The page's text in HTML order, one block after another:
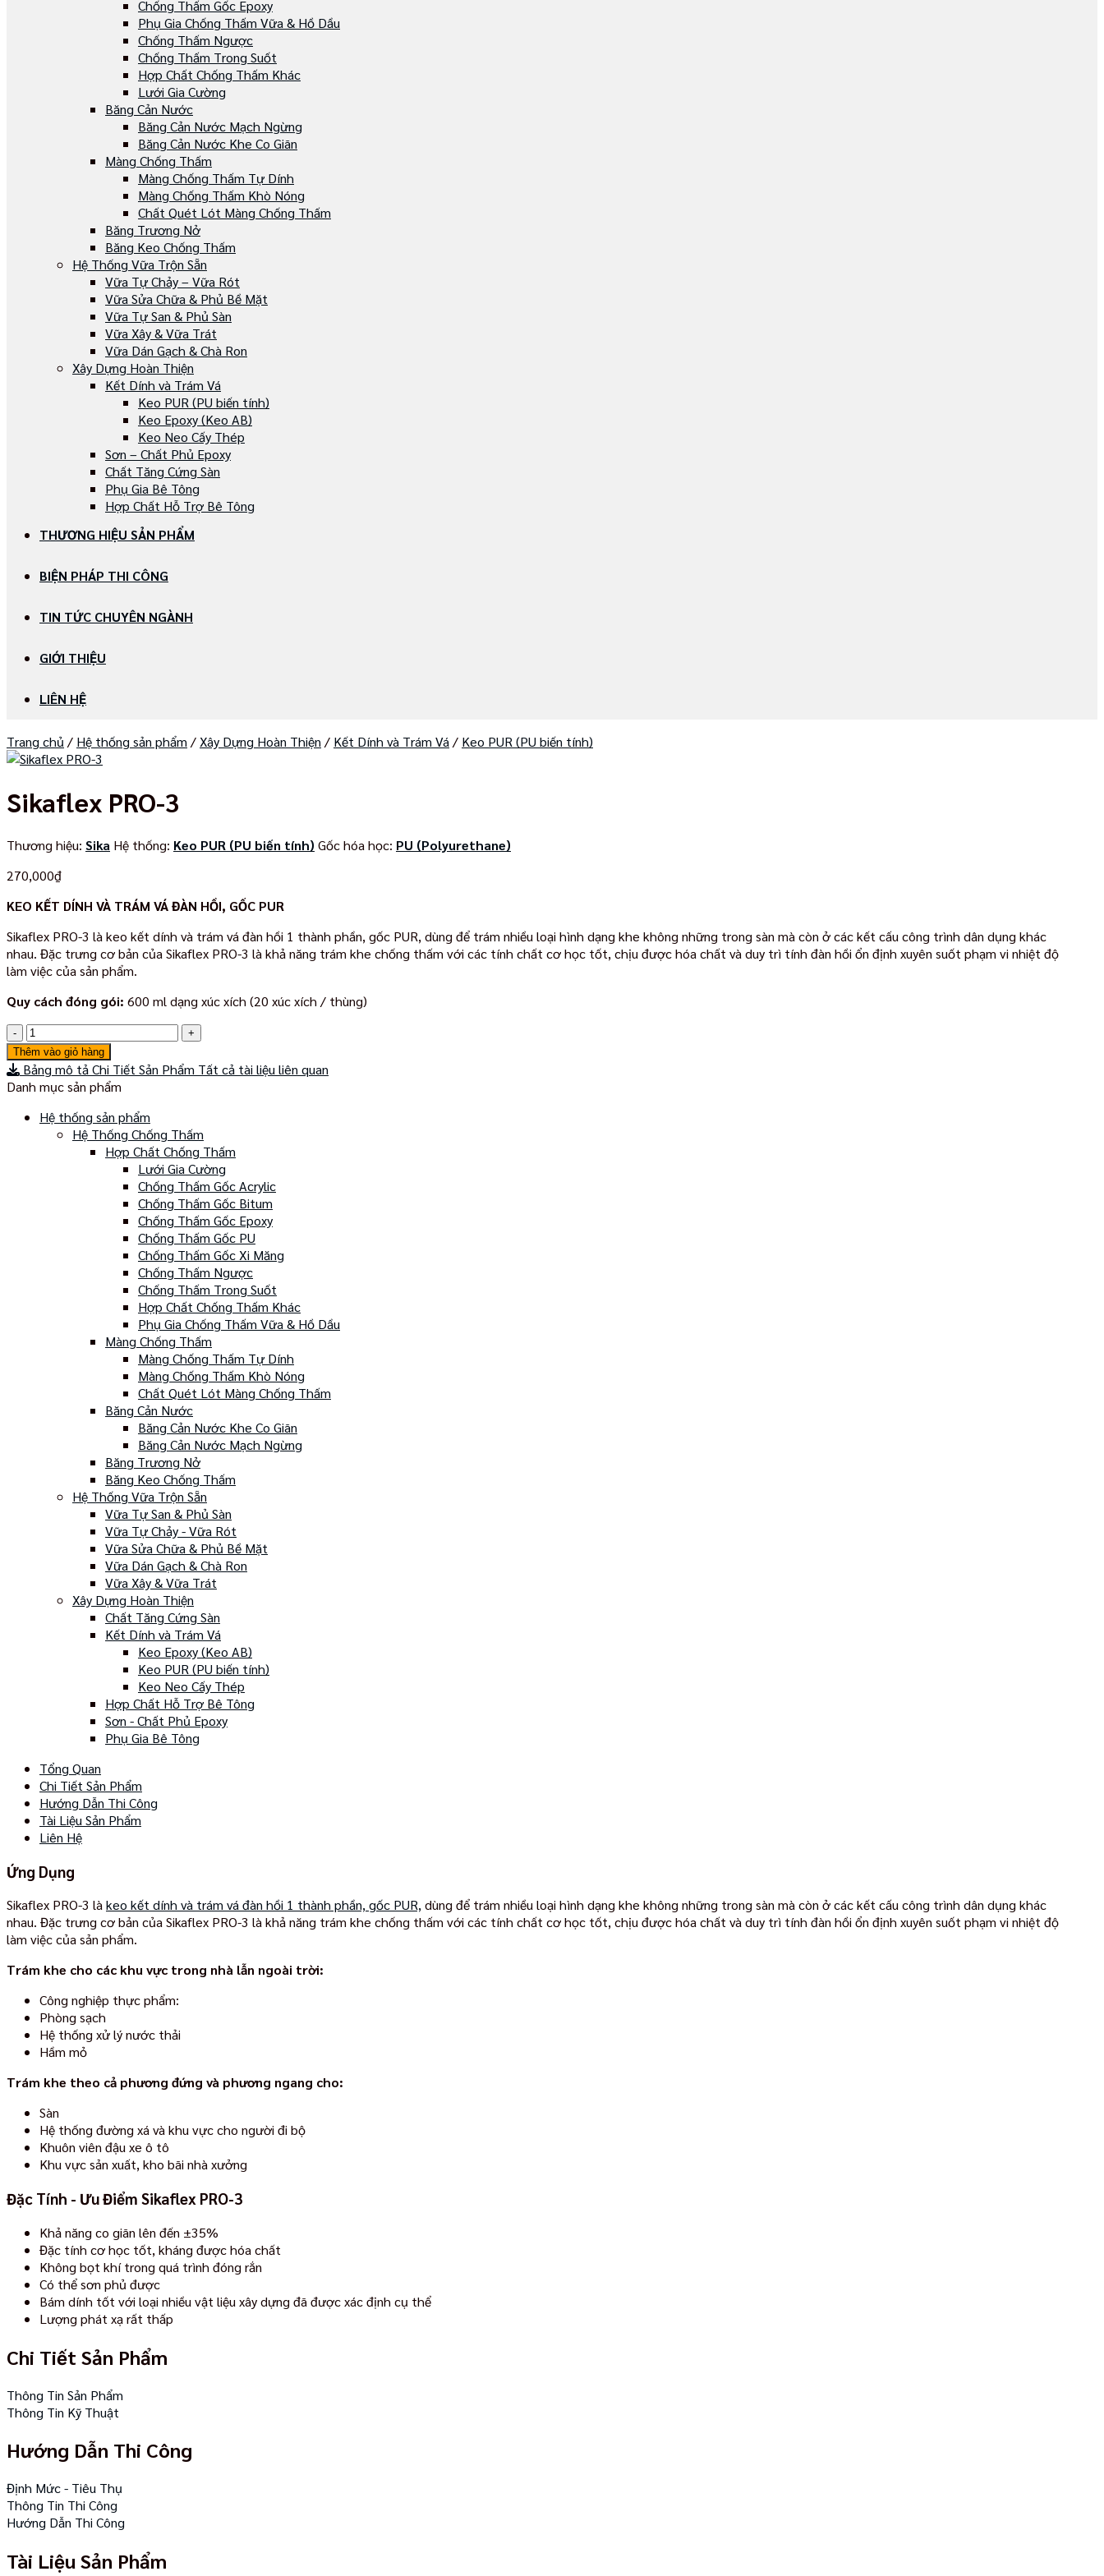
Chống Thấm Gốc Epoxy
Phụ Gia Chống Thấm Vữa & Hồ Dầu
Chống Thấm Ngược
Chống Thấm Trong Suốt
Hợp Chất Chống Thấm Khác
Lưới Gia Cường
Băng Cản Nước
Băng Cản Nước Mạch Ngừng
Băng Cản Nước Khe Co Giãn
Màng Chống Thấm
Màng Chống Thấm Tự Dính
Màng Chống Thấm Khò Nóng
Chất Quét Lót Màng Chống Thấm
Băng Trương Nở
Băng Keo Chống Thấm
Hệ Thống Vữa Trộn Sẵn
Vữa Tự Chảy – Vữa Rót
Vữa Sửa Chữa & Phủ Bề Mặt
Vữa Tự San & Phủ Sàn
Vữa Xây & Vữa Trát
Vữa Dán Gạch & Chà Ron
Xây Dựng Hoàn Thiện
Kết Dính và Trám Vá
Keo PUR (PU biến tính)
Keo Epoxy (Keo AB)
Keo Neo Cấy Thép
Sơn – Chất Phủ Epoxy
Chất Tăng Cứng Sàn
Phụ Gia Bê Tông
Hợp Chất Hỗ Trợ Bê Tông
THƯƠNG HIỆU SẢN PHẨM
BIỆN PHÁP THI CÔNG
TIN TỨC CHUYÊN NGÀNH
GIỚI THIỆU
LIÊN HỆ
Trang chủ / Hệ thống sản phẩm / Xây Dựng Hoàn Thiện / Kết Dính và Trám Vá / Keo PUR (PU biến tính)
Sikaflex PRO-3
Thương hiệu: Sika Hệ thống: Keo PUR (PU biến tính) Gốc hóa học: PU (Polyurethane)
270,000₫
KEO KẾT DÍNH VÀ TRÁM VÁ ĐÀN HỒI, GỐC PUR
Sikaflex PRO-3 là keo kết dính và trám vá đàn hồi 1 thành phần, gốc PUR, dùng để trám nhiều loại hình dạng khe không những trong sàn mà còn ở các kết cấu công trình dân dụng khác
nhau. Đặc trưng cơ bản của Sikaflex PRO-3 là khả năng trám khe chống thấm với các tính chất cơ học tốt, chịu được hóa chất và duy trì tính đàn hồi ổn định xuyên suốt phạm vi nhiệt độ
làm việc của sản phẩm.
Quy cách đóng gói: 600 ml dạng xúc xích (20 xúc xích / thùng)
Sikaflex
PRO-
3
số
lượng
Thêm vào giỏ hàng
Bảng mô tả Chi Tiết Sản Phẩm Tất cả tài liệu liên quan
Danh mục sản phẩm
Hệ thống sản phẩm
Hệ Thống Chống Thấm
Hợp Chất Chống Thấm
Lưới Gia Cường
Chống Thấm Gốc Acrylic
Chống Thấm Gốc Bitum
Chống Thấm Gốc Epoxy
Chống Thấm Gốc PU
Chống Thấm Gốc Xi Măng
Chống Thấm Ngược
Chống Thấm Trong Suốt
Hợp Chất Chống Thấm Khác
Phụ Gia Chống Thấm Vữa & Hồ Dầu
Màng Chống Thấm
Màng Chống Thấm Tự Dính
Màng Chống Thấm Khò Nóng
Chất Quét Lót Màng Chống Thấm
Băng Cản Nước
Băng Cản Nước Khe Co Giãn
Băng Cản Nước Mạch Ngừng
Băng Trương Nở
Băng Keo Chống Thấm
Hệ Thống Vữa Trộn Sẵn
Vữa Tự San & Phủ Sàn
Vữa Tự Chảy - Vữa Rót
Vữa Sửa Chữa & Phủ Bề Mặt
Vữa Dán Gạch & Chà Ron
Vữa Xây & Vữa Trát
Xây Dựng Hoàn Thiện
Chất Tăng Cứng Sàn
Kết Dính và Trám Vá
Keo Epoxy (Keo AB)
Keo PUR (PU biến tính)
Keo Neo Cấy Thép
Hợp Chất Hỗ Trợ Bê Tông
Sơn - Chất Phủ Epoxy
Phụ Gia Bê Tông
Tổng Quan
Chi Tiết Sản Phẩm
Hướng Dẫn Thi Công
Tài Liệu Sản Phẩm
Liên Hệ
Ứng Dụng
Sikaflex PRO-3 làkeo kết dính và trám vá đàn hồi 1 thành phần, gốc PUR,dùng để trám nhiều loại hình dạng khe không những trong sàn mà còn ở các kết cấu công trình dân dụng khác
nhau. Đặc trưng cơ bản của Sikaflex PRO-3 là khả năng trám khe chống thấm với các tính chất cơ học tốt, chịu được hóa chất và duy trì tính đàn hồi ổn định xuyên suốt phạm vi nhiệt độ
làm việc của sản phẩm.
Trám khe cho các khu vực trong nhà lẫn ngoài trời:
Công nghiệp thực phẩm:
Phòng sạch
Hệ thống xử lý nước thải
Hầm mỏ
Trám khe theo cả phương đứng và phương ngang cho:
Sàn
Hệ thống đường xá và khu vực cho người đi bộ
Khuôn viên đậu xe ô tô
Khu vực sản xuất, kho bãi nhà xưởng
Đặc Tính - Ưu Điểm Sikaflex PRO-3
Khả năng co giãn lên đến ±35%
Đặc tính cơ học tốt, kháng được hóa chất
Không bọt khí trong quá trình đóng rắn
Có thể sơn phủ được
Bám dính tốt với loại nhiều vật liệu xây dựng đã được xác định cụ thể
Lượng phát xạ rất thấp
Chi Tiết Sản Phẩm
Thông Tin Sản Phẩm
Thông Tin Kỹ Thuật
Hướng Dẫn Thi Công
Định Mức - Tiêu Thụ
Thông Tin Thi Công
Hướng Dẫn Thi Công
Tài Liệu Sản Phẩm